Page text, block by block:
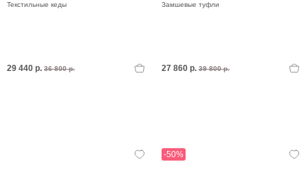
Текстильные кеды
29 440 р. 36 800 р.
Замшевые туфли
27 860 р. 39 800 р.
-50%